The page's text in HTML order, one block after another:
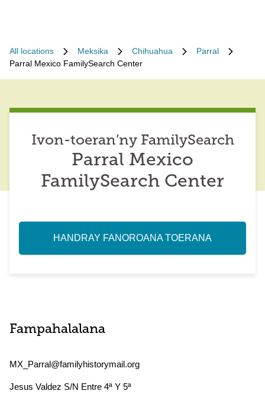
All locations Meksika Chihuahua
Parral
Parral Mexico FamilySearch Center
Ivon-toeran’ny FamilySearch
Parral Mexico
FamilySearch Center
HANDRAY FANOROANA TOERANA
Fampahalalana
MX_Parral@familyhistorymail.org
Jesus Valdez S/N Entre 4ª Y 5ª